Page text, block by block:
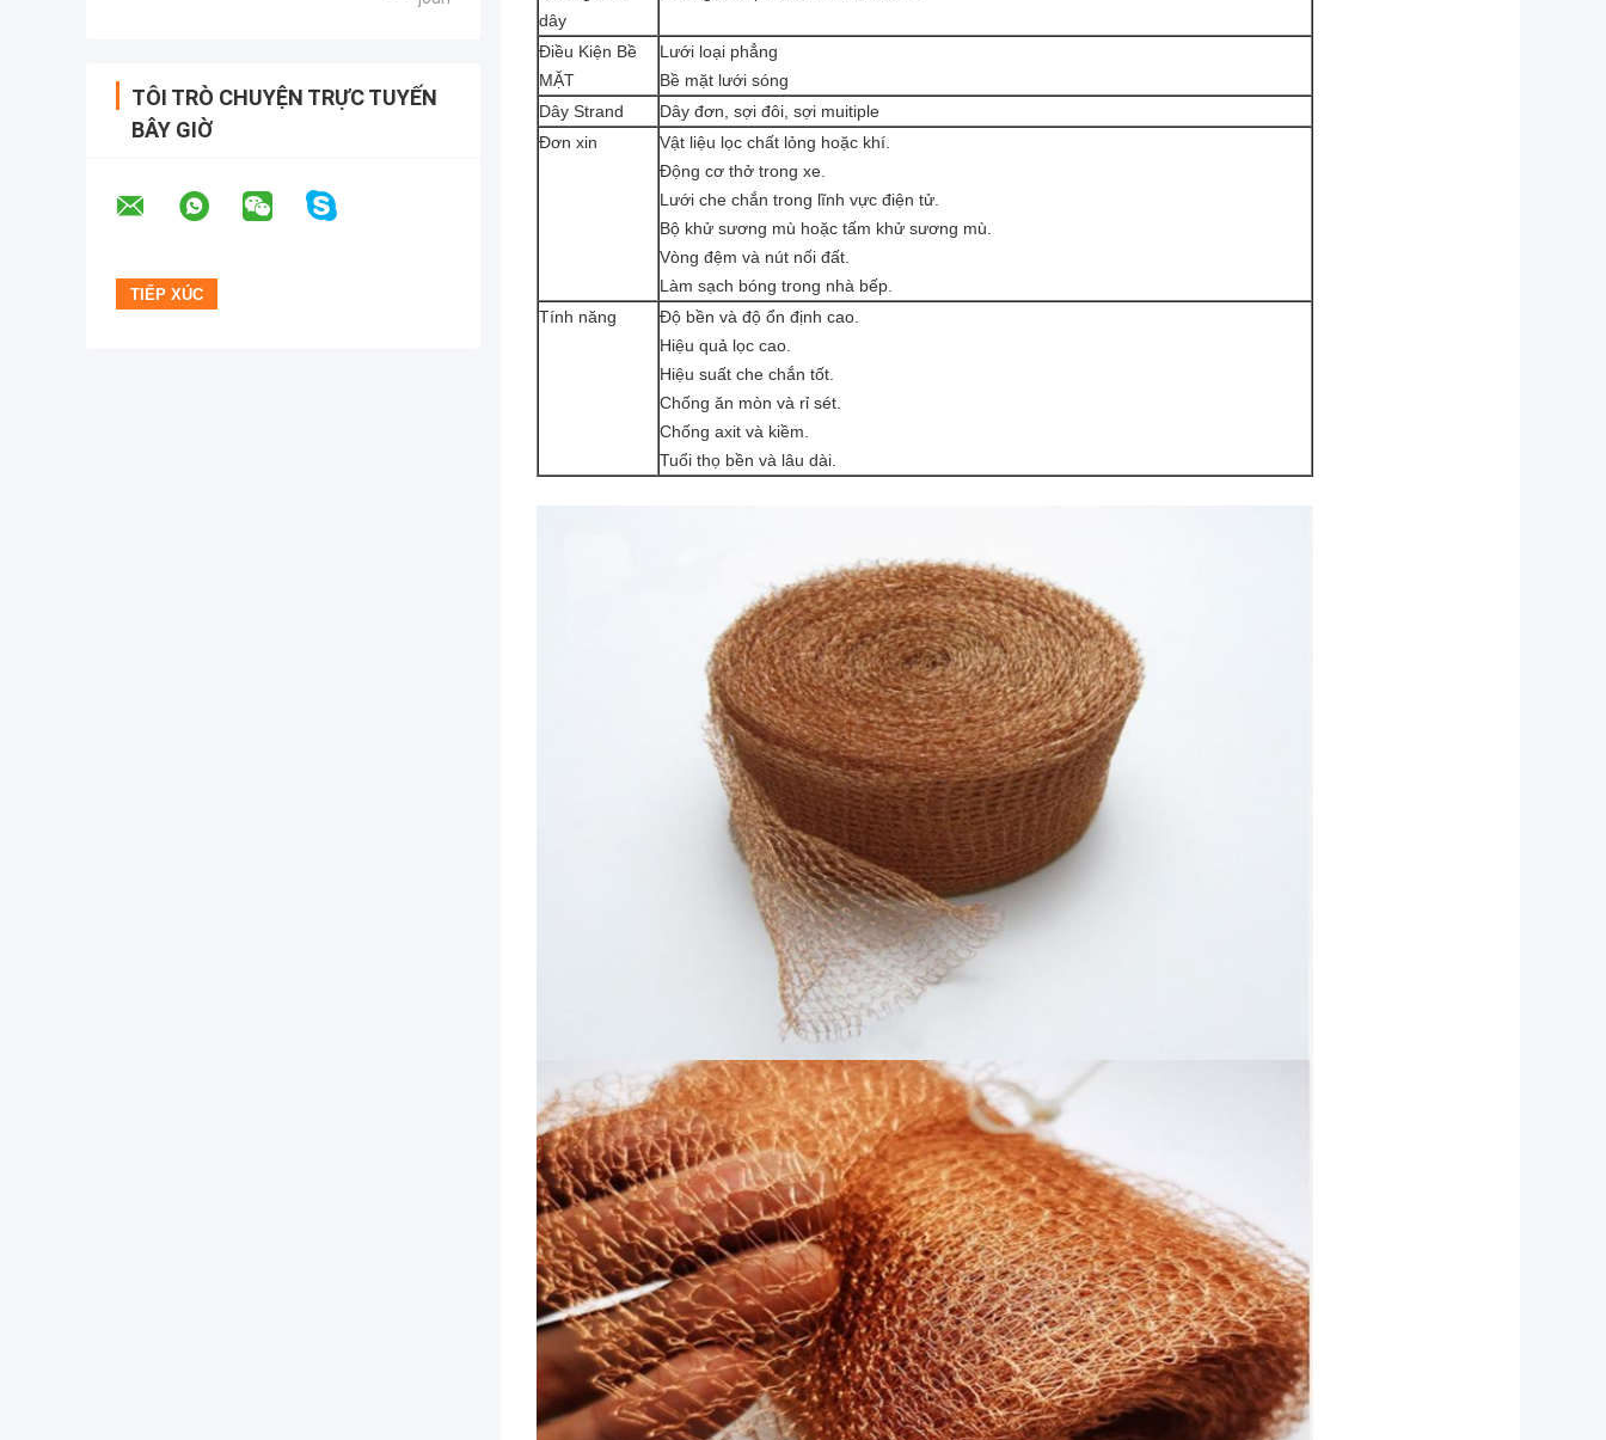
TÔI TRÒ CHUYỆN TRỰC TUYẾN
BÂY GIỜ
dây
Điều Kiện Bề
MẶT
Lưới loại phẳng
Bề mặt lưới sóng
Dây Strand
Dây đơn, sợi đôi, sợi muitiple
Đơn xin
Vật liệu lọc chất lỏng hoặc khí.
Động cơ thở trong xe.
Lưới che chắn trong lĩnh vực điện tử.
Bộ khử sương mù hoặc tấm khử sương mù.
Vòng đệm và nút nối đất.
Làm sạch bóng trong nhà bếp.
Tính năng
Độ bền và độ ổn định cao.
Hiệu quả lọc cao.
Hiệu suất che chắn tốt.
Chống ăn mòn và rỉ sét.
Chống axit và kiềm.
Tuổi thọ bền và lâu dài.